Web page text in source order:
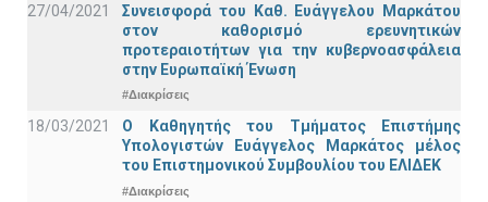
27/04/2021
Συνεισφορά του Καθ. Ευάγγελου Μαρκάτου
στον καθορισμό ερευνητικών
προτεραιοτήτων για την κυβερνοασφάλεια
στην Ευρωπαϊκή Ένωση
#Διακρίσεις
18/03/2021
Ο Καθηγητής του Τμήματος Επιστήμης
Υπολογιστών Ευάγγελος Μαρκάτος μέλος
του Επιστημονικού Συμβουλίου του ΕΛΙΔΕΚ
#Διακρίσεις